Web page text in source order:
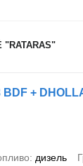
"RATARAS"
BDF +
дизель